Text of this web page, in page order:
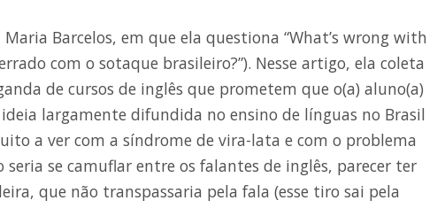
Barcelos, em que ela questiona “What’s wrong with
com o sotaque brasileiro?”). Nesse artigo, ela coleta
de cursos de inglês que prometem que o(a) aluno(a)
largamente difundida no ensino de línguas no Brasil
a ver com a síndrome de vira-lata e com o problema
se camuflar entre os falantes de inglês, parecer ter
que não transpassaria pela fala (esse tiro sai pela